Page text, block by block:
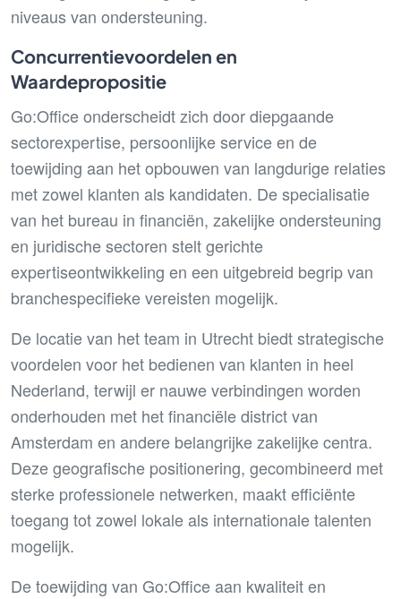
niveaus van ondersteuning.
Concurrentievoordelen en
Waardepropositie
Go:Office onderscheidt zich door diepgaande
sectorexpertise, persoonlijke service en de
toewijding aan het opbouwen van langdurige relaties
met zowel klanten als kandidaten. De specialisatie
van het bureau in financiën, zakelijke ondersteuning
en juridische sectoren stelt gerichte
expertiseontwikkeling en een uitgebreid begrip van
branchespecifieke vereisten mogelijk.
De locatie van het team in Utrecht biedt strategische
voordelen voor het bedienen van klanten in heel
Nederland, terwijl er nauwe verbindingen worden
onderhouden met het financiële district van
Amsterdam en andere belangrijke zakelijke centra.
Deze geografische positionering, gecombineerd met
sterke professionele netwerken, maakt efficiënte
toegang tot zowel lokale als internationale talenten
mogelijk.
De toewijding van Go:Office aan kwaliteit en